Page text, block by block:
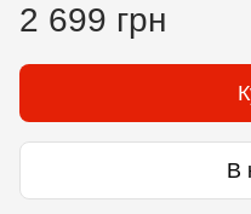
2 699 грн
В